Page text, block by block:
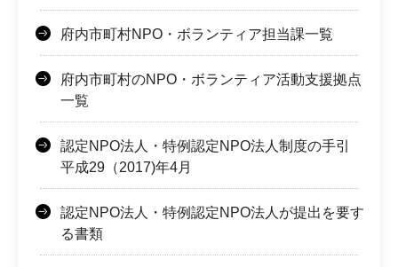
府内市町村NPO・ボランティア担当課一覧
府内市町村のNPO・ボランティア活動支援拠点
一覧
認定NPO法人・特例認定NPO法人制度の手引
平成29（2017)年4月
認定NPO法人・特例認定NPO法人が提出を要す
る書類